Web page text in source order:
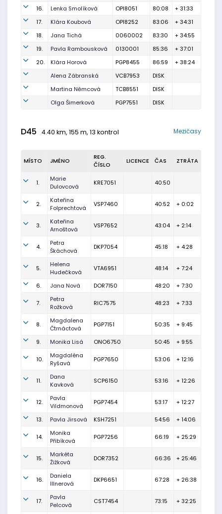
16.
Lenka Smolíková OPI8051 80:08
+ 31:33
17.
Klára Koubová OPI8252 83:06
+ 34:31
18.
Jana Tichá 0060002 83:30
+ 34:55
19.
Pavla Rambousková 0130001 85:36
+ 37:01
20.
Klára Horová PGP8455 86:59
+ 38:24
Alena Zábranská
VCB7953
DISK
Martina Němcová
TCB8551
DISK
Olga Šimerková
PGP7551 DISK
D45 4.40 km, 155 m, 13 kontrol Mezičasy
MÍSTO JMÉNO
REG.
ČÍSLO
LICENCE ČAS ZTRÁTA
1.
Marie
Dulovcová
KRE7051 40:50
2.
Kateřina
Folprechtová
VSP7460 40:52 + 0:02
3.
Kateřina
Arnoštová
VSP7652 43:04 + 2:14
4.
Petra
Škáchová
DKP7054 45:18 + 4:28
5.
Helena
Hudečková
VTA6951 48:14 + 7:24
6. Jana Nová DOR7150 48:20 + 7:30
7.
Petra
Rožková
RIC7575 48:23 + 7:33
8.
Magdalena
Čtrnáctová
PGP7151 50:35 + 9:45
9. Monika Lisá ONO6750 50:45 + 9:55
10.
Magdaléna
Ryšavá
PGP7650 53:06 + 12:16
11.
Dana
Kavková
SCP6150 53:16 + 12:26
12.
Pavla
Vildmonová
PGP7454 53:17 + 12:27
13. Pavla Jirsová KSH7251 54:56 + 14:06
14.
Monika
Přibíková
PGP7256 66:19 + 25:29
15.
Markéta
Žižková
DOR7352 66:36 + 25:46
16.
Daniela
Illnerová
DKP6651 67:28 + 26:38
17.
Pavla
Pelcová
CST7454 73:15 + 32:25